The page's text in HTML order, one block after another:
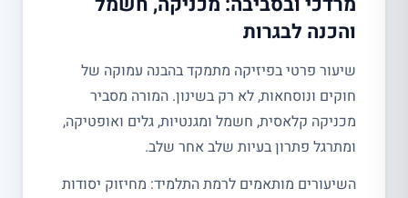
והכנה לבגרות
שיעור פרטי בפיזיקה מתמקד בהבנה עמוקה של
חוקים ונוסחאות, לא רק בשינון. המורה מסביר
מכניקה קלאסית, חשמל ומגנטיות, גלים ואופטיקה,
ומתרגל פתרון בעיות שלב אחר שלב.
השיעורים מותאמים לרמת התלמיד: מחיזוק יסודות